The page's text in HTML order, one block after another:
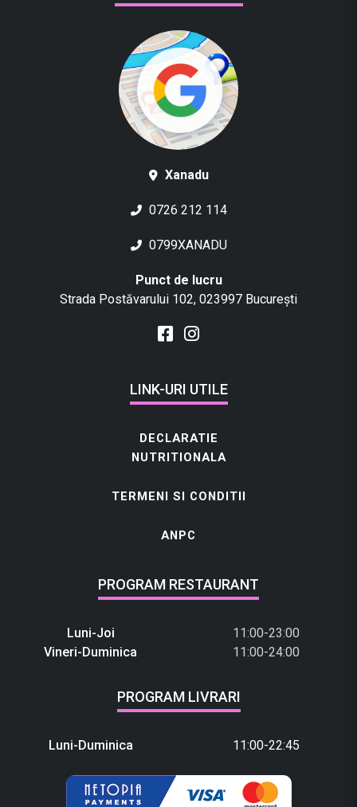
Xanadu
0726 212 114
0799XANADU
Punct de lucru
Strada Postăvarului 102, 023997 București
LINK-URI UTILE
DECLARATIE
NUTRITIONALA
TERMENI SI CONDITII
ANPC
PROGRAM RESTAURANT
Luni-Joi
11:00-23:00
Vineri-Duminica
11:00-24:00
PROGRAM LIVRARI
Luni-Duminica 11:00-22:45